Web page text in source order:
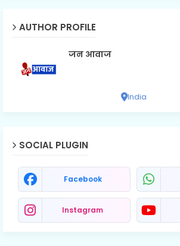
AUTHOR PROFILE
जन आवाज
India
SOCIAL PLUGIN
Facebook
Instagram